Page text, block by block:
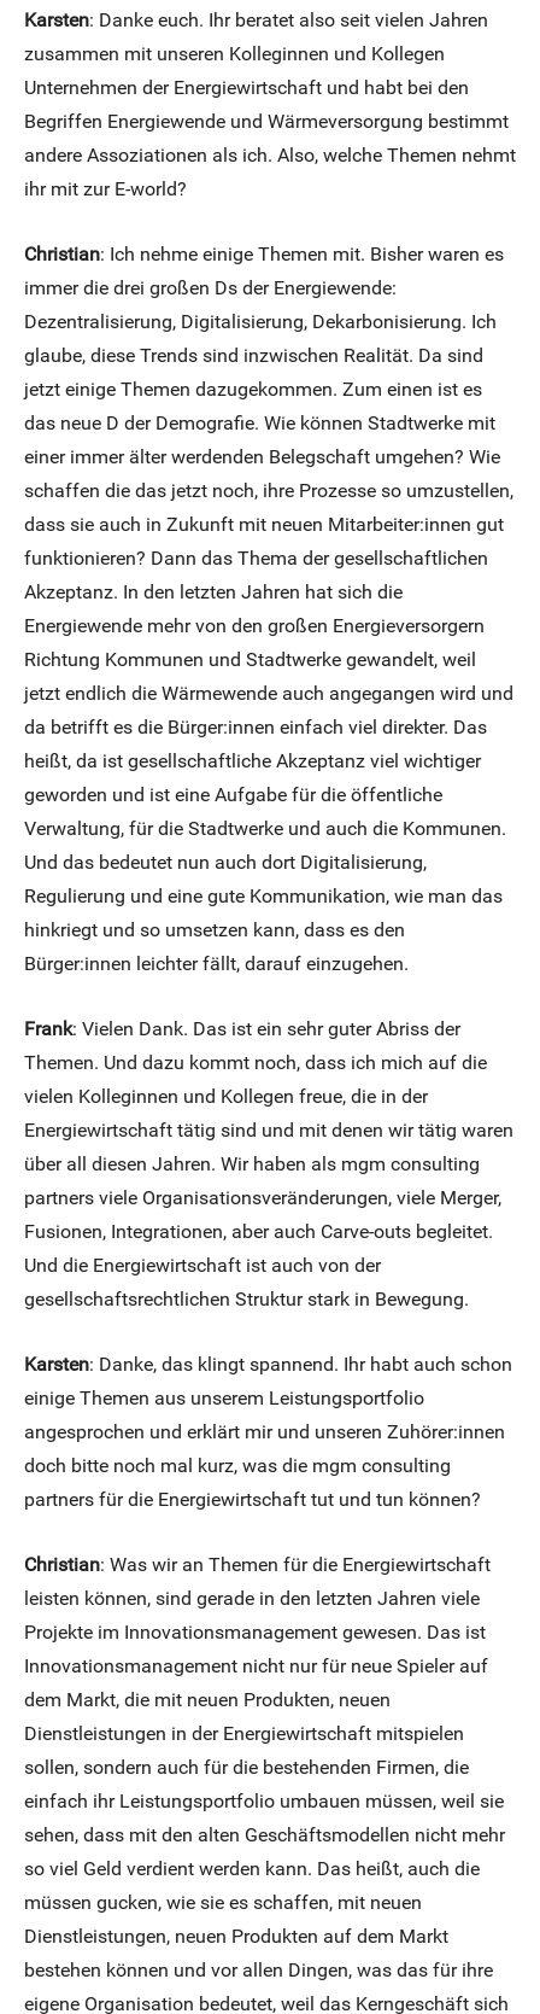
Karsten: Danke euch. Ihr beratet also seit vielen Jahren
zusammen mit unseren Kolleginnen und Kollegen
Unternehmen der Energiewirtschaft und habt bei den
Begriffen Energiewende und Wärmeversorgung bestimmt
andere Assoziationen als ich. Also, welche Themen nehmt
ihr mit zur E-world?
Christian: Ich nehme einige Themen mit. Bisher waren es
immer die drei großen Ds der Energiewende:
Dezentralisierung, Digitalisierung, Dekarbonisierung. Ich
glaube, diese Trends sind inzwischen Realität. Da sind
jetzt einige Themen dazugekommen. Zum einen ist es
das neue D der Demografie. Wie können Stadtwerke mit
einer immer älter werdenden Belegschaft umgehen? Wie
schaffen die das jetzt noch, ihre Prozesse so umzustellen,
dass sie auch in Zukunft mit neuen Mitarbeiter:innen gut
funktionieren? Dann das Thema der gesellschaftlichen
Akzeptanz. In den letzten Jahren hat sich die
Energiewende mehr von den großen Energieversorgern
Richtung Kommunen und Stadtwerke gewandelt, weil
jetzt endlich die Wärmewende auch angegangen wird und
da betrifft es die Bürger:innen einfach viel direkter. Das
heißt, da ist gesellschaftliche Akzeptanz viel wichtiger
geworden und ist eine Aufgabe für die öffentliche
Verwaltung, für die Stadtwerke und auch die Kommunen.
Und das bedeutet nun auch dort Digitalisierung,
Regulierung und eine gute Kommunikation, wie man das
hinkriegt und so umsetzen kann, dass es den
Bürger:innen leichter fällt, darauf einzugehen.
Frank: Vielen Dank. Das ist ein sehr guter Abriss der
Themen. Und dazu kommt noch, dass ich mich auf die
vielen Kolleginnen und Kollegen freue, die in der
Energiewirtschaft tätig sind und mit denen wir tätig waren
über all diesen Jahren. Wir haben als mgm consulting
partners viele Organisationsveränderungen, viele Merger,
Fusionen, Integrationen, aber auch Carve-outs begleitet.
Und die Energiewirtschaft ist auch von der
gesellschaftsrechtlichen Struktur stark in Bewegung.
Karsten: Danke, das klingt spannend. Ihr habt auch schon
einige Themen aus unserem Leistungsportfolio
angesprochen und erklärt mir und unseren Zuhörer:innen
doch bitte noch mal kurz, was die mgm consulting
partners für die Energiewirtschaft tut und tun können?
Christian: Was wir an Themen für die Energiewirtschaft
leisten können, sind gerade in den letzten Jahren viele
Projekte im Innovationsmanagement gewesen. Das ist
Innovationsmanagement nicht nur für neue Spieler auf
dem Markt, die mit neuen Produkten, neuen
Dienstleistungen in der Energiewirtschaft mitspielen
sollen, sondern auch für die bestehenden Firmen, die
einfach ihr Leistungsportfolio umbauen müssen, weil sie
sehen, dass mit den alten Geschäftsmodellen nicht mehr
so viel Geld verdient werden kann. Das heißt, auch die
müssen gucken, wie sie es schaffen, mit neuen
Dienstleistungen, neuen Produkten auf dem Markt
bestehen können und vor allen Dingen, was das für ihre
eigene Organisation bedeutet, weil das Kerngeschäft sich